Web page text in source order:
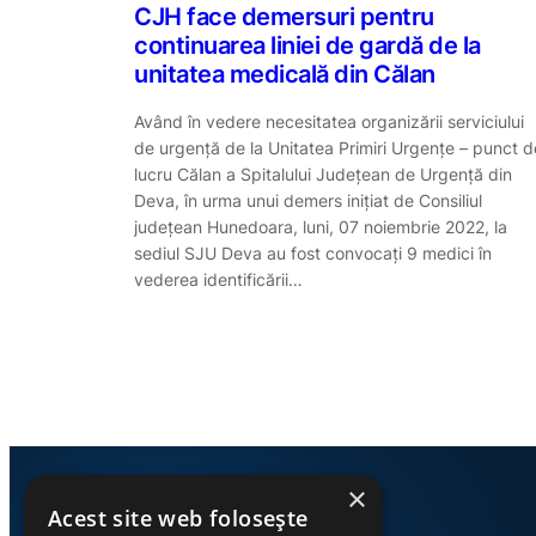
CJH face demersuri pentru
continuarea liniei de gardă de la
unitatea medicală din Călan
Având în vedere necesitatea organizării serviciului
de urgență de la Unitatea Primiri Urgențe – punct
lucru Călan a Spitalului Județean de Urgență din
Deva, în urma unui demers inițiat de Consiliul
județean Hunedoara, luni, 07 noiembrie 2022, la
sediul SJU Deva au fost convocați 9 medici în
vederea identificării…
×
Acest site web folosește